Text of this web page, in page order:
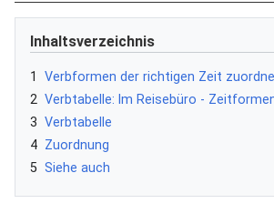
Inhaltsverzeichnis
1
Verbformen der richtigen Zeit
2 Verbtabelle: Im Reisebüro -
3 Verbtabelle
4 Zuordnung
5 Siehe auch